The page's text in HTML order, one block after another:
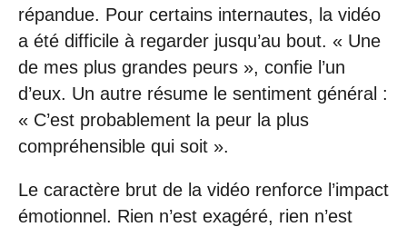
répandue. Pour certains internautes, la vidéo
a été difficile à regarder jusqu’au bout. « Une
de mes plus grandes peurs », confie l’un
d’eux. Un autre résume le sentiment général :
« C’est probablement la peur la plus
compréhensible qui soit ».
Le caractère brut de la vidéo renforce l’impact
émotionnel. Rien n’est exagéré, rien n’est